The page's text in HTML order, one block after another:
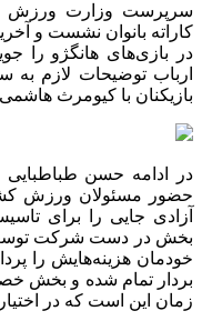
سرپرست وزارت ورزش و
کاراته بانوان نشست و
در بازی‌های هانگژو را
ارباب توضیحات لازم
بازیکنان با کیومرث
در ادامه حسن
حضور مسئولان ورزش
آزادی جایی را برای
بخش در دست شرکت توسعه
خودمان هزینه‌هایش را
بردار تمام شده و بخش
زمان این است که در